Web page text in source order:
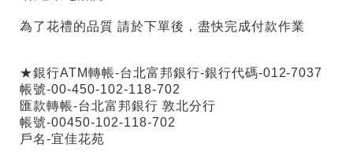
為了花禮的品質 請於下單後，盡快完成付款作業
★銀行ATM轉帳-台北富邦銀行-銀行代碼-012-7037
帳號-00-450-102-118-702
匯款轉帳-台北富邦銀行 敦北分行
帳號-00450-102-118-702
戶名-宜佳花苑